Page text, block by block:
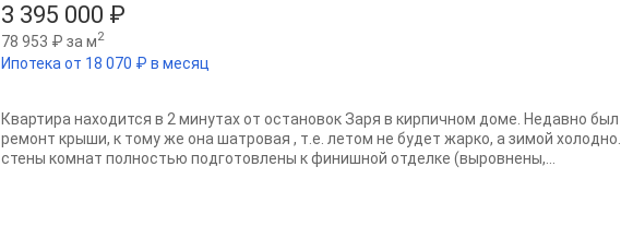
3 395 000 ₽
78 953 ₽ за м2
Ипотека от 18 070 ₽ в месяц
Квартира находится в 2 минутах от остановок Заря в кирпичном доме. Недавно
ремонт крыши, к тому же она шатровая , т.е. летом не будет жарко, а зимой
стены комнат полностью подготовлены к финишной отделке (выровнены,...